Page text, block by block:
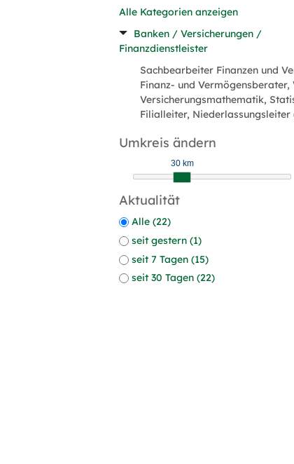
Alle Kategorien anzeigen
Banken / Versicherungen /
Finanzdienstleister
Filialleiter, Niederlassungsleiter
Umkreis ändern
30 km
Aktualität
Alle (22)
seit gestern (1)
seit 7 Tagen (15)
seit 30 Tagen (22)